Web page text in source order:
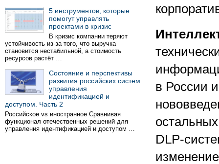
5 инструментов, которые
помогут управлять
проектами в кризис
В кризис компании теряют
устойчивость из-за того, что выручка
становится нестабильной, а стоимость
ресурсов растёт …
Состояние и перспективы
развития российских систем
управления
идентификацией и
доступом. Часть 2
Российское vs иностранное Сравнивая
функционал отечественных решений для
управления идентификацией и доступом …
в России
DLP-